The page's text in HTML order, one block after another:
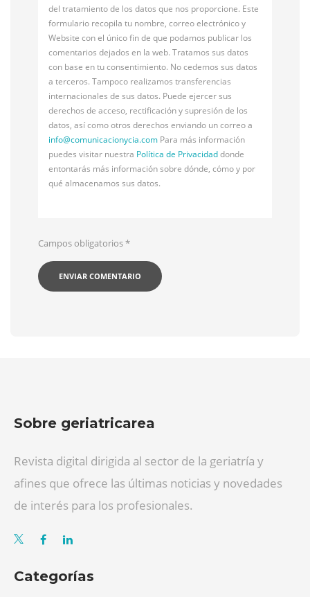
del tratamiento de los datos que nos proporcione. Este
formulario recopila tu nombre, correo electrónico y
Website con el único fin de que podamos publicar los
comentarios dejados en la web. Tratamos sus datos
con base en tu consentimiento. No cedemos sus datos
a terceros. Tampoco realizamos transferencias
internacionales de sus datos. Puede ejercer sus
derechos de acceso, rectificación y supresión de los
datos, así como otros derechos enviando un correo a
info@comunicacionycia.com Para más información
puedes visitar nuestra Política de Privacidaddonde
entontarás más información sobre dónde, cómo y por
qué almacenamos sus datos.
Campos obligatorios*
Sobre geriatricarea
Revista digital dirigida al sector de la geriatría y
afines que ofrece las últimas noticias y novedades
de interés para los profesionales.
Categorías